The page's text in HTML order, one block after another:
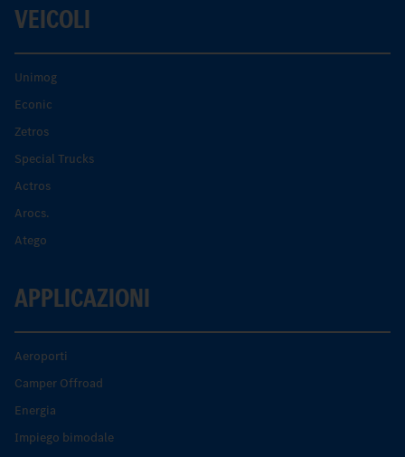
VEICOLI
Unimog
Econic
Zetros
Special Trucks
Actros
Arocs.
Atego
APPLICAZIONI
Aeroporti
Camper Offroad
Energia
Impiego bimodale